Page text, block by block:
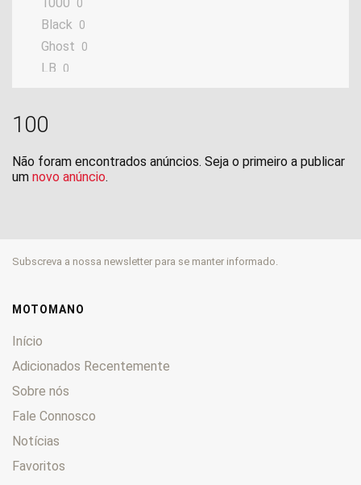
0
Black 0
Ghost 0
LB 0
OR
Phoenix
Strike 0
100
Não foram encontrados anúncios. Seja o primeiro a publicar
um novo anúncio.
Subscreva a nossa newsletter para se manter informado.
MOTOMANO
Início
Adicionados Recentemente
Sobre nós
Fale Connosco
Notícias
Favoritos